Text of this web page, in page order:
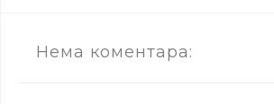
Нема коментара: